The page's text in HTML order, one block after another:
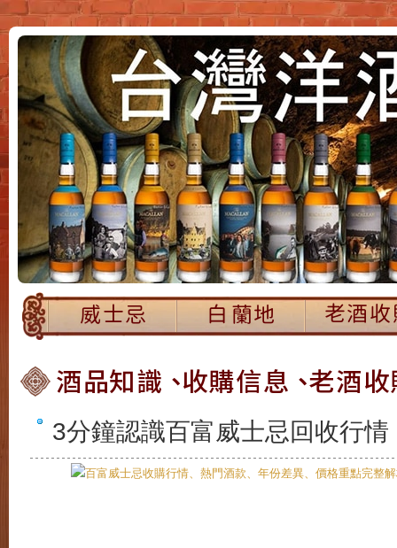
3分鐘認識百富威士忌回收行情